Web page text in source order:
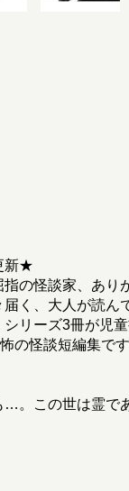
新★
の怪談家、あり
く、大人が読ん
リーズ3冊が児
の怪談短編集です
。この世は霊で